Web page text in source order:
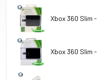
Xbox 360 Slim
Xbox 360 Slim